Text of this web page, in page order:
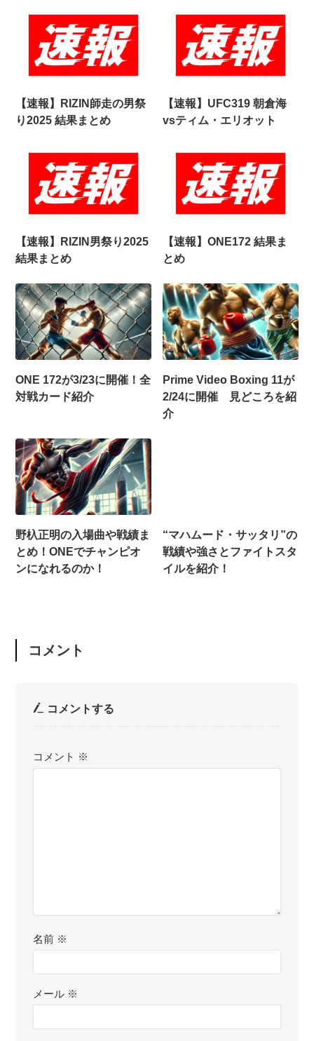
【速報】RIZIN師走の男祭
り2025 結果まとめ
【速報】UFC319 朝倉海
vsティム・エリオット
【速報】RIZIN男祭り2025
結果まとめ
【速報】ONE172 結果ま
とめ
ONE 172が3/23に開催！全
対戦カード紹介
Prime Video Boxing 11が
2/24に開催 見どころを紹
介
野杁正明の入場曲や戦績ま
とめ！ONEでチャンピオ
ンになれるのか！
“マハムード・サッタリ”の
戦績や強さとファイトスタ
イルを紹介！
コメント
コメントする
コメント ※
名前 ※
メール ※